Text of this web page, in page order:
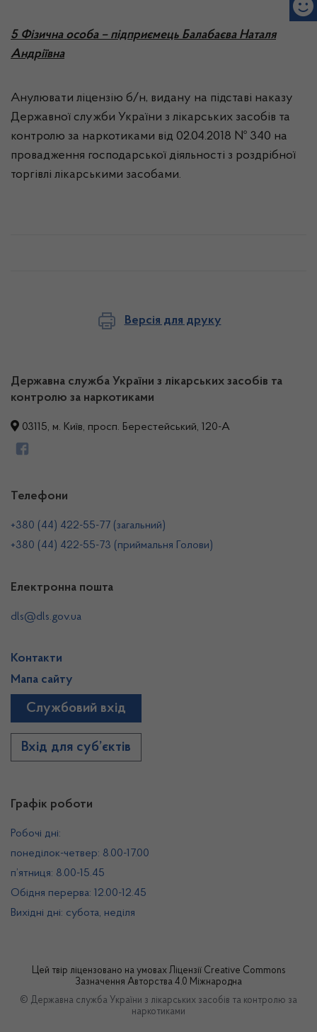
5 Фізична особа – підприємець Балабаєва Наталя
Андріївна
Анулювати ліцензію б/н, видану на підставі наказу
Державної служби України з лікарських засобів та
контролю за наркотиками від 02.04.2018 № 340 на
провадження господарської діяльності з роздрібної
торгівлі лікарськими засобами.
Версія для друку
Державна служба України з лікарських засобів та
контролю за наркотиками
03115, м. Київ, просп. Берестейський, 120-А
Графік роботи
Робочі дні:
понеділок-четвер: 8.00-17.00
п’ятниця: 8.00-15.45
Обідня перерва: 12.00-12.45
Вихідні дні: субота, неділя
Телефони
+380 (44) 422-55-77 (загальний)
+380 (44) 422-55-73 (приймальня Голови)
Електронна пошта
dls@dls.gov.ua
Контакти
Мапа сайту
Службовий вхід
Вхід для суб’єктів
Цей твір ліцензовано на умовах Ліцензії Creative Commons
Зазначення Авторства 4.0 Міжнародна
© Державна служба України з лікарських засобів та контролю за
наркотиками